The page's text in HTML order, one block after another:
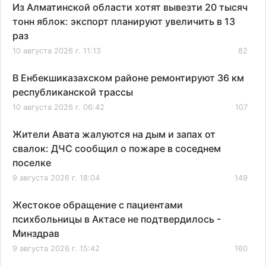
Из Алматинской области хотят вывезти 20 тысяч
тонн яблок: экспорт планируют увеличить в 13
раз
10 августа 2026 г. 11:13 82
В Енбекшиказахском районе ремонтируют 36 км
республиканской трассы
10 августа 2026 г. 06:42 107
Жители Авата жалуются на дым и запах от
свалок: ДЧС сообщил о пожаре в соседнем
поселке
9 августа 2026 г. 18:04 149
Жестокое обращение с пациентами
психбольницы в Актасе не подтвердилось -
Минздрав
9 августа 2026 г. 15:42 160